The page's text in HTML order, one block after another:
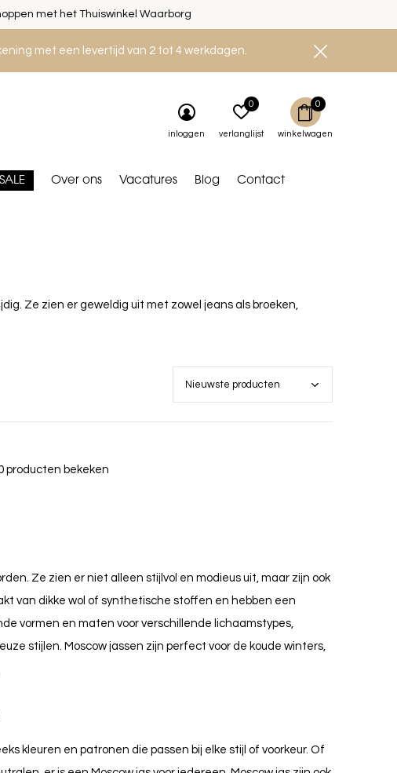
met een levertijd van 2 tot 4 werkdagen.
SALE Over ons Vacatures Blog Contact
inloggen verlanglijst
0
winkelwagen
0
met het Thuiswinkel Waarborg
Ze zien er geweldig uit met zowel jeans als broeken,
producten bekeken
Ze zien er niet alleen stijlvol en modieus uit, maar zijn ook
van dikke wol of synthetische stoffen en hebben een
vormen en maten voor verschillende lichaamstypes,
stijlen. Moscow jassen zijn perfect voor de koude winters,
kleuren en patronen die passen bij elke stijl of voorkeur. Of